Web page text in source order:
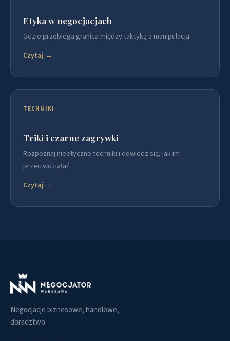
Etyka w negocjacjach
Gdzie przebiega granica między taktyką a manipulacją.
Czytaj →
TECHNIKI
Triki i czarne zagrywki
Rozpoznaj nieetyczne techniki i dowiedz się, jak im
przeciwdziałać.
Czytaj →
Negocjacje biznesowe, handlowe,
doradztwo.